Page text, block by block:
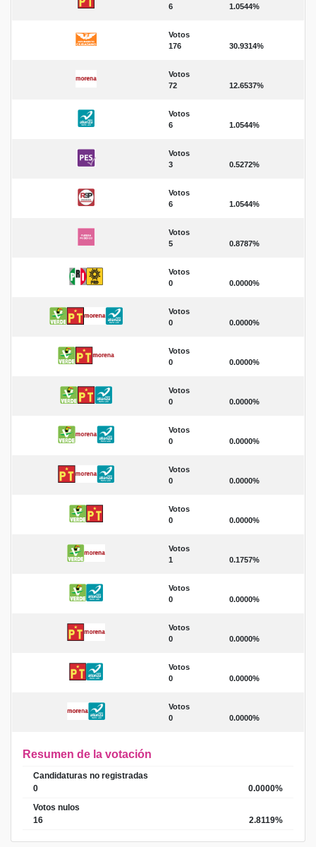
6
1.0544%
Votos
176
30.9314%
Votos
72
12.6537%
Votos
6
1.0544%
Votos
3
0.5272%
Votos
6
1.0544%
Votos
5
0.8787%
Votos
0
0.0000%
Votos
0
0.0000%
Votos
0
0.0000%
Votos
0
0.0000%
Votos
0
0.0000%
Votos
0
0.0000%
Votos
0
0.0000%
Votos
1
0.1757%
Votos
0
0.0000%
Votos
0
0.0000%
Votos
0
0.0000%
Votos
0
0.0000%
Resumen de la votación
Candidaturas no registradas
0
0.0000%
Votos nulos
16
2.8119%